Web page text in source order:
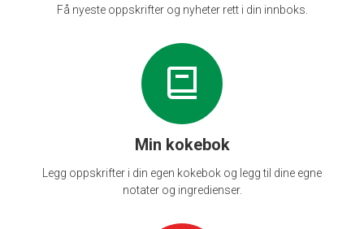
Få nyeste oppskrifter og nyheter rett i din innboks.
Min kokebok
Legg oppskrifter i din egen kokebok og legg til dine egne
notater og ingredienser.